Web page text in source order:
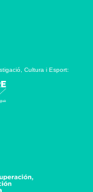
Cultura i Esport: